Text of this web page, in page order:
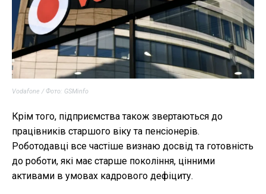
Vodafone / Фото: GSMinfo
Крім того, підприємства також звертаються до
працівників старшого віку та пенсіонерів.
Роботодавці все частіше визнаю досвід та готовність
до роботи, які має старше покоління, цінними
активами в умовах кадрового дефіциту.